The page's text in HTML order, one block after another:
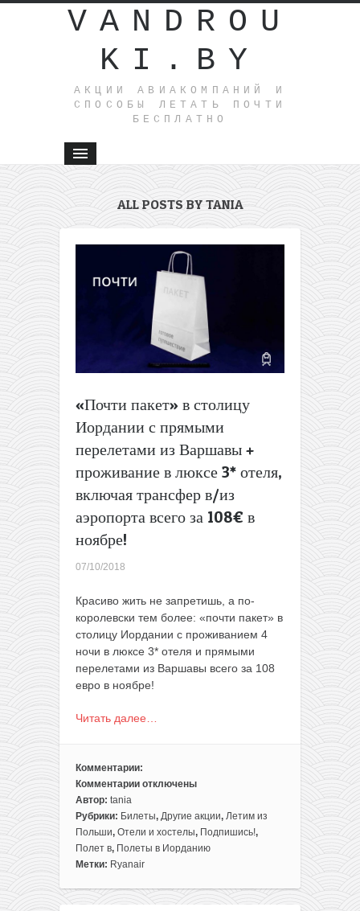
VANDROU
KI.BY
АКЦИИ АВИАКОМПАНИЙ И
СПОСОБЫ ЛЕТАТЬ ПОЧТИ
БЕСПЛАТНО
ALL POSTS BY TANIA
«Почти пакет» в столицу
Иордании с прямыми
перелетами из Варшавы +
проживание в люксе 3* отеля,
включая трансфер в/из
аэропорта всего за 108€ в
ноябре!
07/10/2018
Красиво жить не запретишь, а по-
королевски тем более: «почти пакет» в
столицу Иордании с проживанием 4
ночи в люксе 3* отеля и прямыми
перелетами из Варшавы всего за 108
евро в ноябре!
Читать далее…
Комментарии:
Комментарии
к
записи
«Почти
пакет»
в
отключены
Автор: tania
Рубрики: Билеты, Другие акции, Летим из
Польши, Отели и хостелы, Подпишись!,
Полет в, Полеты в Иорданию
Метки: Ryanair